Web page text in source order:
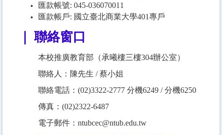
匯款帳號: 045-036070011
匯款帳戶: 國立臺北商業大學401專戶
｜ 聯絡窗口
本校推廣教育部（承曦樓三樓304辦公室）
聯絡人：陳先生 / 蔡小姐
聯絡電話：(02)3322-2777 分機6249 / 分機6250
傳真：(02)2322-6487
電子郵件：ntubcec@ntub.edu.tw